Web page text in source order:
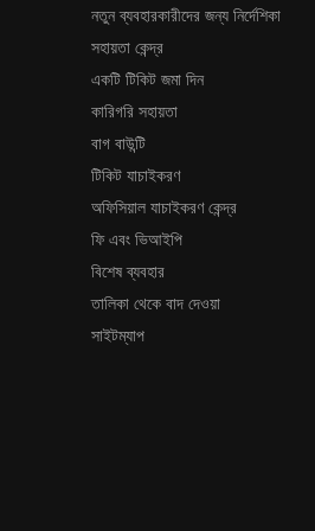
নতুন ব্যবহারকারীদের জন্য নির্দেশিকা
সহায়তা কেন্দ্র
একটি টিকিট জমা দিন
কারিগরি সহায়তা
বাগ বাউন্টি
টিকিট যাচাইকরণ
অফিসিয়াল যাচাইকরণ কেন্দ্র
ফি এবং ভিআইপি
বিশেষ ব্যবহার
তালিকা থেকে বাদ দেওয়া
সাইটম্যাপ